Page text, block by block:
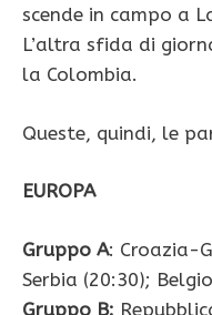
scende in campo a
L’altra sfida di
la Colombia.
Queste, quindi, le
EUROPA
Gruppo A: Croazia-
Serbia (20:30);
Gruppo B: